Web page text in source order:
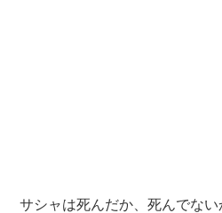
サシャは死んだか、死んでな